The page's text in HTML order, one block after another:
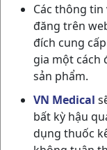
Các thông
đăng trên
đích cung
gia một cách
sản phẩm.
VN Medical
bất kỳ hậu
dụng thuốc
MÁY ĐO
OMRON